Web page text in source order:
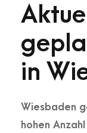
in
Wiesbaden
hohen